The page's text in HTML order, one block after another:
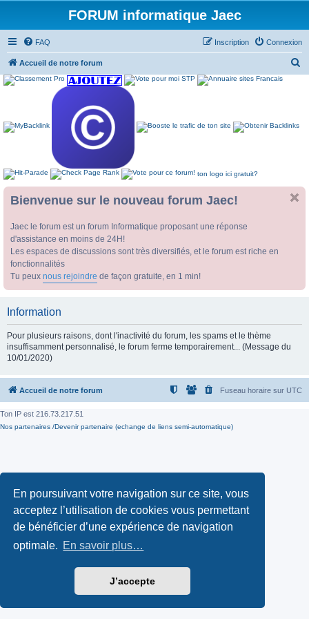
En poursuivant votre navigation sur ce site, vous
acceptez l’utilisation de cookies vous permettant
de bénéficier d’une expérience de navigation
optimale. En savoir plus…
J’accepte
FORUM informatique Jaec
FAQ Connexion
Inscription
Accueil de notre forum
ton logo ici gratuit?
Bienvenue sur le nouveau forum Jaec!
Jaec le forum est un forum Informatique proposant une réponse
d'assistance en moins de 24H!
Les espaces de discussions sont très diversifiés, et le forum est riche en
fonctionnalités
Tu peux nous rejoindre de façon gratuite, en 1 min!
Information
Pour plusieurs raisons, dont l'inactivité du forum, les spams et le thème
insuffisamment personnalisé, le forum ferme temporairement... (Message du
10/01/2020)
Accueil de notre forum Fuseau horaire sur UTC
Ton IP est 216.73.217.51
Nos partenaires /Devenir partenaire (echange de liens semi-automatique)